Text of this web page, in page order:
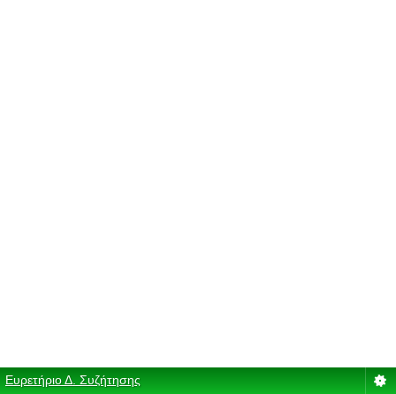
Ευρετήριο Δ. Συζήτησης